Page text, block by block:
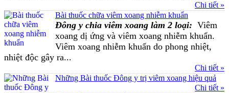
Chi tiết »
Bài thuốc chữa viêm xoang nhiễm khuẩn
Đông y chia viêm xoang làm 2 loại: Viêm
xoang dị ứng và viêm xoang nhiễm khuẩn.
Viêm xoang nhiễm khuẩn do phong nhiệt,
nhiệt độc gây ra...
Chi tiết »
Những Bài thuốc Đông y trị viêm xoang hiệu quả
Chi tiết »